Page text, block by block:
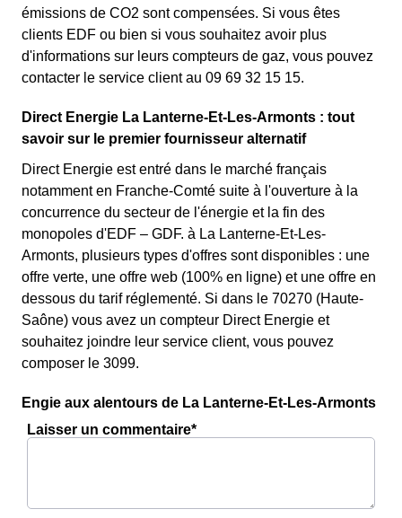
émissions de CO2 sont compensées. Si vous êtes
clients EDF ou bien si vous souhaitez avoir plus
d'informations sur leurs compteurs de gaz, vous pouvez
contacter le service client au 09 69 32 15 15.
Direct Energie La Lanterne-Et-Les-Armonts : tout
savoir sur le premier fournisseur alternatif
Direct Energie est entré dans le marché français
notamment en Franche-Comté suite à l'ouverture à la
concurrence du secteur de l'énergie et la fin des
monopoles d'EDF – GDF. à La Lanterne-Et-Les-
Armonts, plusieurs types d'offres sont disponibles : une
offre verte, une offre web (100% en ligne) et une offre en
dessous du tarif réglementé. Si dans le 70270 (Haute-
Saône) vous avez un compteur Direct Energie et
souhaitez joindre leur service client, vous pouvez
composer le 3099.
Engie aux alentours de La Lanterne-Et-Les-Armonts
Laisser un commentaire*